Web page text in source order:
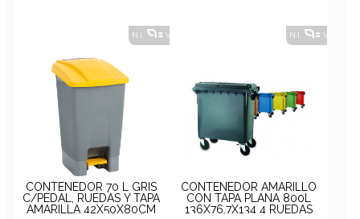
N.I. VER ALTERNATIVAS
CONTENEDOR 70 L GRIS
C/PEDAL, RUEDAS Y TAPA
AMARILLA 42X50X80CM
N.I. VER
CONTENEDOR AMARILLO
CON TAPA PLANA 800L
136X76,7X134 4 RUEDAS